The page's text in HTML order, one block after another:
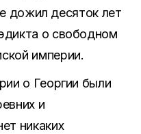
дожил десяток лет
о свободном
империи.
о Георгии были
и
никаких